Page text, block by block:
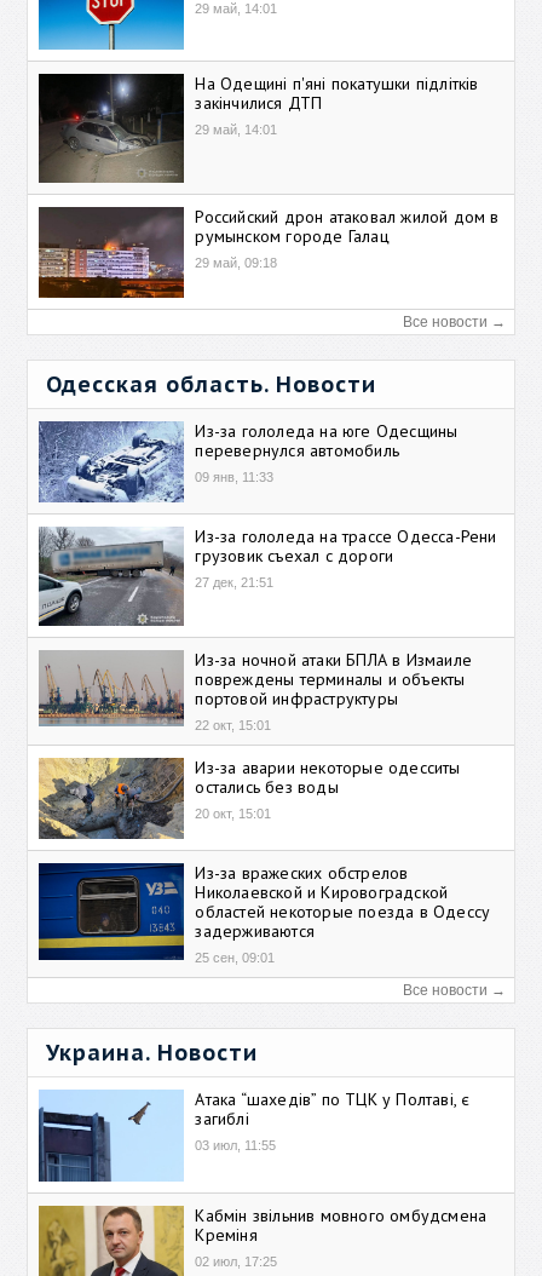
29 май, 14:01
На Одещині п'яні покатушки підлітків
закінчилися ДТП
29 май, 14:01
Российский дрон атаковал жилой дом в
румынском городе Галац
29 май, 09:18
Все новости →
Одесская область. Новости
Из-за гололеда на юге Одесщины
перевернулся автомобиль
09 янв, 11:33
Из-за гололеда на трассе Одесса-Рени
грузовик съехал с дороги
27 дек, 21:51
Из-за ночной атаки БПЛА в Измаиле
повреждены терминалы и объекты
портовой инфраструктуры
22 окт, 15:01
Из-за аварии некоторые одесситы
остались без воды
20 окт, 15:01
Из-за вражеских обстрелов
Николаевской и Кировоградской
областей некоторые поезда в Одессу
задерживаются
25 сен, 09:01
Все новости →
Украина. Новости
Атака “шахедів” по ТЦК у Полтаві, є
загиблі
03 июл, 11:55
Кабмін звільнив мовного омбудсмена
Креміня
02 июл, 17:25